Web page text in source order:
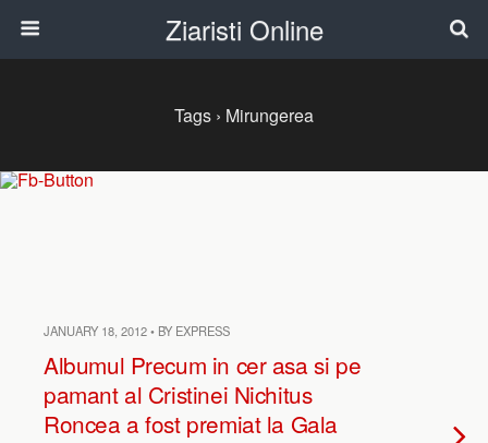
Ziaristi Online
Tags › Mirungerea
JANUARY 18, 2012 • BY EXPRESS
Albumul Precum in cer asa si pe
pamant al Cristinei Nichitus
Roncea a fost premiat la Gala